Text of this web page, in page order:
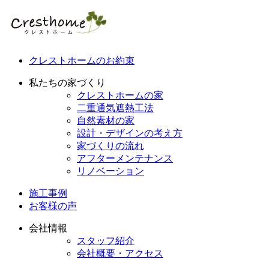
クレストホームのお約束
私たちの家づくり
クレストホームの家
二重通気遮熱工法
自然素材の家
設計・デザインの考え方
家づくりの流れ
アフターメンテナンス
リノベーション
施工事例
お客様の声
会社情報
スタッフ紹介
会社概要・アクセス